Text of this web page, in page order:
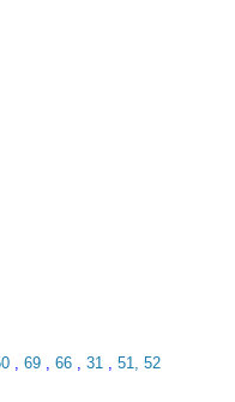
, 69, 66, 31, 51, 52